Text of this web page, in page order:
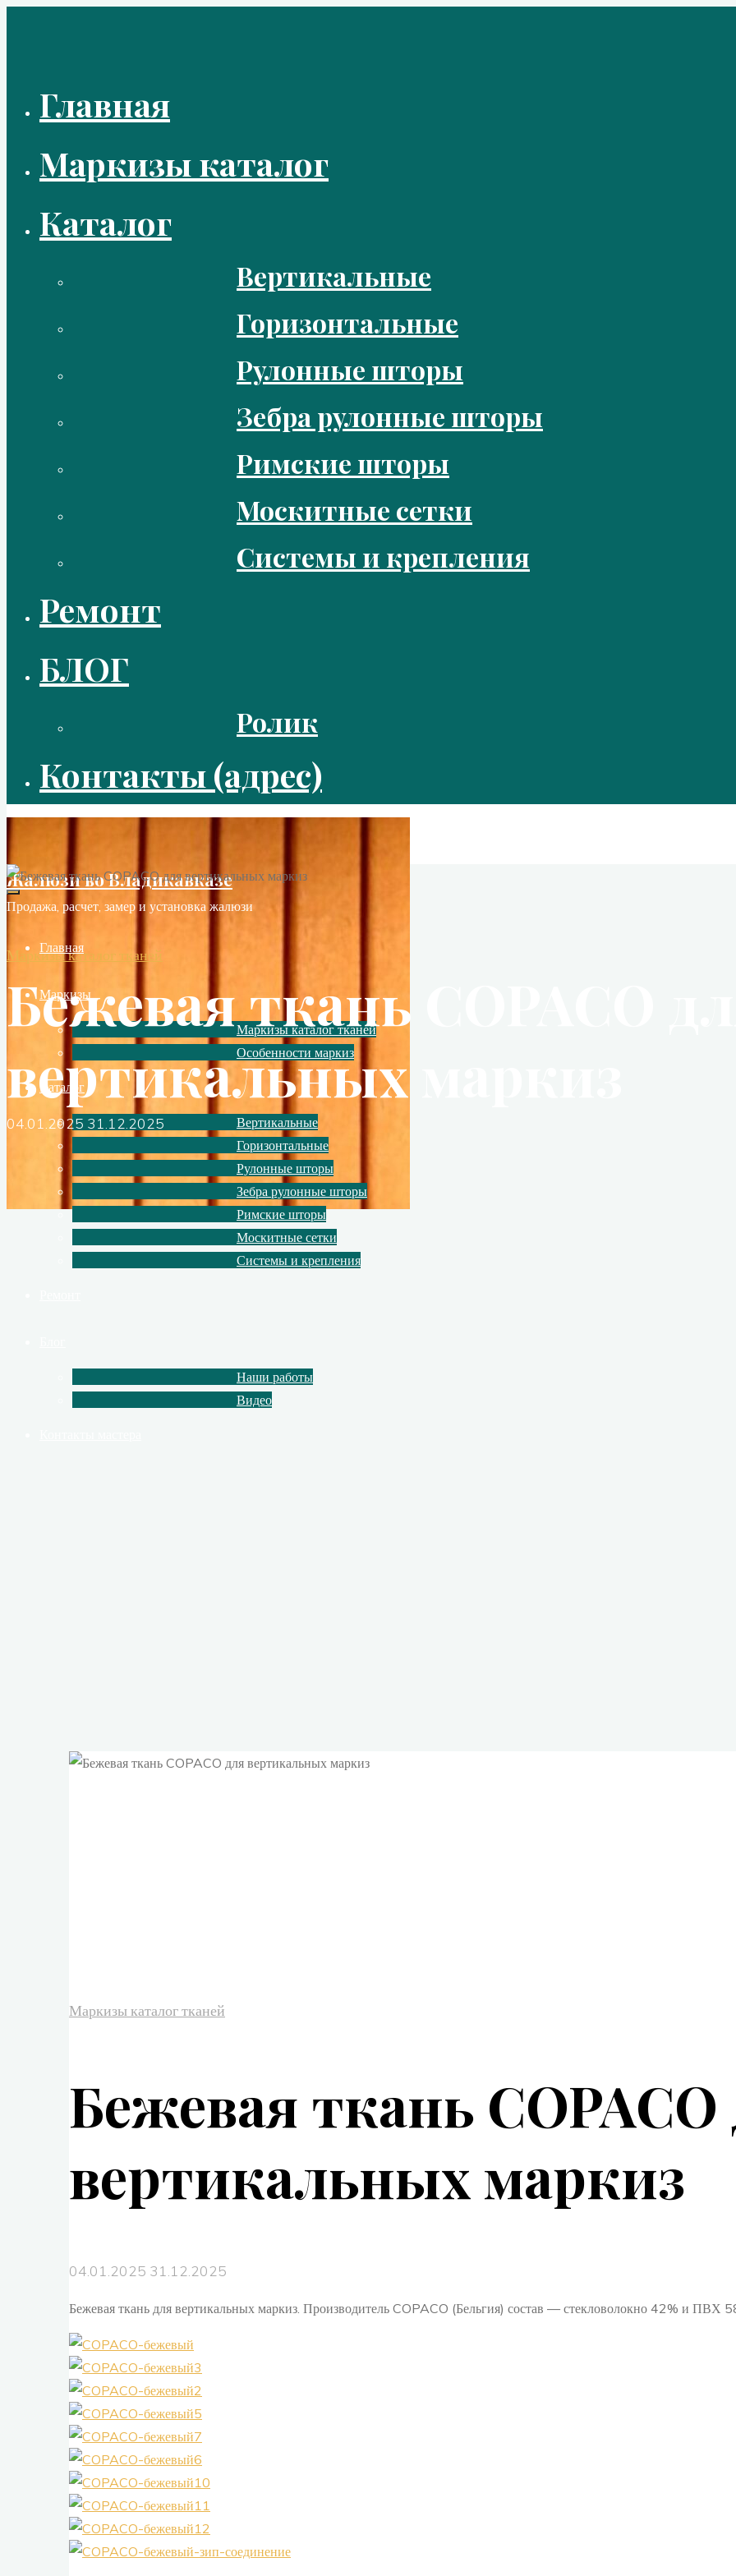
Главная
Маркизы каталог
Каталог
Вертикальные
Горизонтальные
Рулонные шторы
Зебра рулонные шторы
Римские шторы
Москитные сетки
Системы и крепления
Ремонт
БЛОГ
Ролик
Контакты (адрес)
Жалюзи во Владикавказе
Продажа, расчет, замер и установка жалюзи
Главная
Маркизы
Маркизы каталог тканей
Особенности маркиз
Каталог
Вертикальные
Горизонтальные
Рулонные шторы
Зебра рулонные шторы
Римские шторы
Москитные сетки
Системы и крепления
Наши работы
Видео
Маркизы каталог тканей
Бежевая ткань COPACO
вертикальных маркиз
04.01.2025 31.12.2025
Маркизы каталог тканей
Бежевая ткань
вертикальных маркиз
04.01.2025 31.12.2025
Бежевая ткань для вертикальных маркиз. Производитель COPACO (Бельгия) состав — стекловолокно 42% и ПВХ